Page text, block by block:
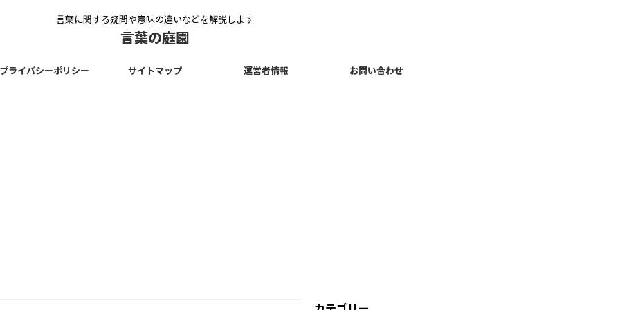
言葉に関する疑問や意味の違いなどを解説します
言葉の庭園
プライバシーポリシー サイトマップ 運営者情報 お問い合わせ